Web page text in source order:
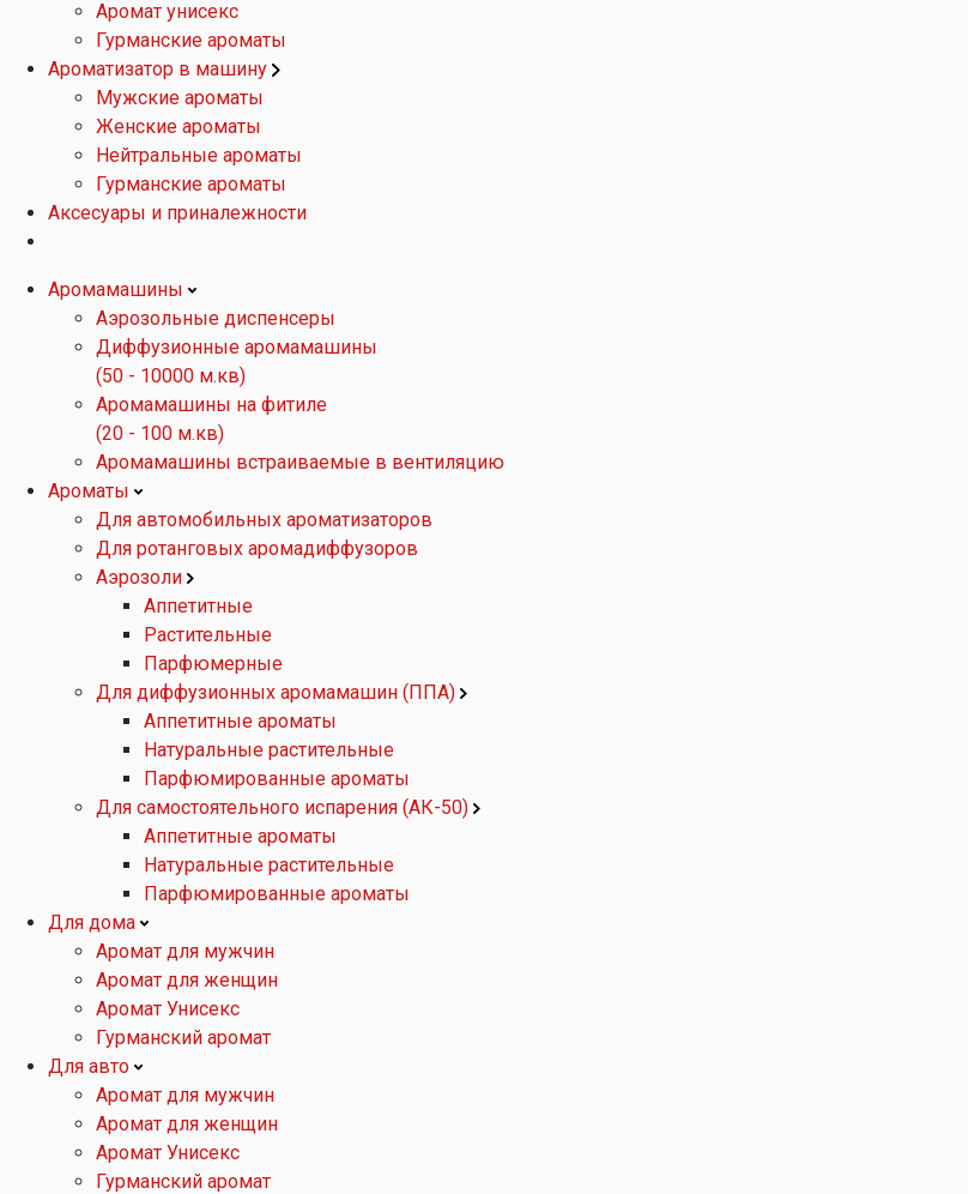
Аромат унисекс
Гурманские ароматы
Ароматизатор в машину
Мужские ароматы
Женские ароматы
Нейтральные ароматы
Гурманские ароматы
Аксесуары и приналежности
Аромамашины
Аэрозольные диспенсеры
Диффузионные аромамашины
(50 - 10000 м.кв)
Аромамашины на фитиле
(20 - 100 м.кв)
Аромамашины встраиваемые в вентиляцию
Ароматы
Для автомобильных ароматизаторов
Для ротанговых аромадиффузоров
Аэрозоли
Аппетитные
Растительные
Парфюмерные
Для диффузионных аромамашин (ППА)
Аппетитные ароматы
Натуральные растительные
Парфюмированные ароматы
Для самостоятельного испарения (АК-50)
Аппетитные ароматы
Натуральные растительные
Парфюмированные ароматы
Для дома
Аромат для мужчин
Аромат для женщин
Аромат Унисекс
Гурманский аромат
Для авто
Аромат для мужчин
Аромат для женщин
Аромат Унисекс
Гурманский аромат